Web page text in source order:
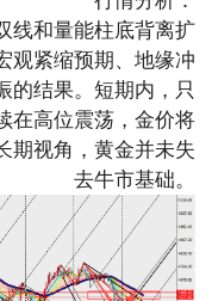
线和量能柱底背离扩
观紧缩预期、地缘冲
的结果。短期内，只
在高位震荡，金价将
期视角，黄金并未失
去牛市基础。